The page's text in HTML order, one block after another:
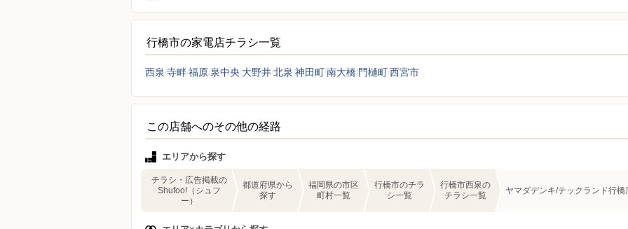
行橋市の家電店チラシ一覧
西泉 寺畔福原 泉中央 大野井北泉 神田町南大橋 門樋町西宮市
この店舗へのその他の経路
エリアから探す
チラシ・広告掲載の
Shufoo!（シュフ
ー）
都道府県から
探す
福岡県の市区
町村一覧
行橋市のチラ
シ一覧
行橋市西泉の
チラシ一覧
ヤマダデンキ/テックランド行橋